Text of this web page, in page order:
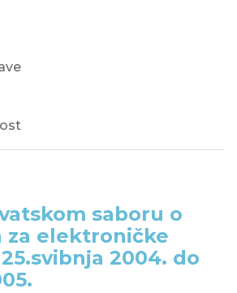
saboru o
za elektroničke
2004. do